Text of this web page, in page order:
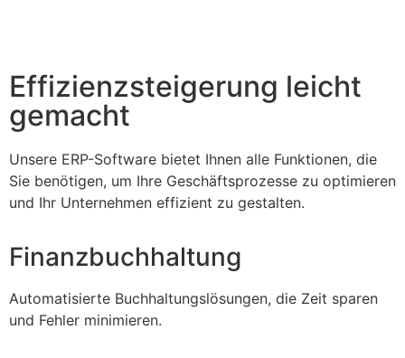
Effizienzsteigerung leicht
gemacht
Unsere ERP-Software bietet Ihnen alle Funktionen, die
Sie benötigen, um Ihre Geschäftsprozesse zu optimieren
und Ihr Unternehmen effizient zu gestalten.
Finanzbuchhaltung
Automatisierte Buchhaltungslösungen, die Zeit sparen
und Fehler minimieren.